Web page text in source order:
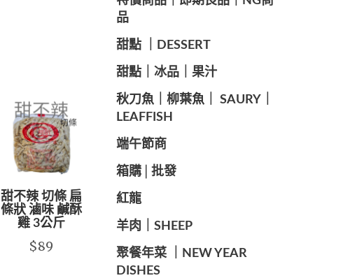
甜不辣 切條 扁
條狀 滷味 鹹酥
雞 3公斤
$89
品
甜點 ｜DESSERT
️甜點｜冰品｜果汁
️秋刀魚｜柳葉魚｜ SAURY｜
LEAFFISH
️端午節商️
️箱購│批發
紅龍
羊肉｜SHEEP
️聚餐年菜 ｜NEW YEAR
DISHES